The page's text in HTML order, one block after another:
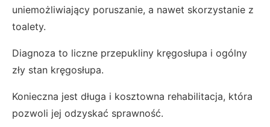
uniemożliwiający poruszanie, a nawet skorzystanie z
toalety.
Diagnoza to liczne przepukliny kręgosłupa i ogólny
zły stan kręgosłupa.
Konieczna jest długa i kosztowna rehabilitacja, która
pozwoli jej odzyskać sprawność.